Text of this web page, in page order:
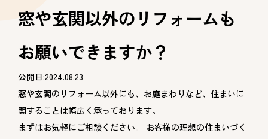
窓や玄関以外のリフォームも
お願いできますか？
公開日:2024.08.23
窓や玄関のリフォーム以外にも、お庭まわりなど、住まいに
関することは幅広く承っております。
まずはお気軽にご相談ください。 お客様の理想の住まいづく